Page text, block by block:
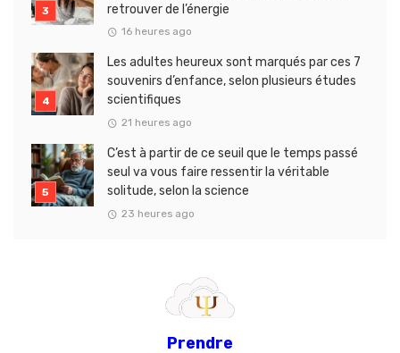
retrouver de l’énergie
16 heures ago
Les adultes heureux sont marqués par ces 7
souvenirs d’enfance, selon plusieurs études
scientifiques
21 heures ago
C’est à partir de ce seuil que le temps passé
seul va vous faire ressentir la véritable
solitude, selon la science
23 heures ago
Prendre